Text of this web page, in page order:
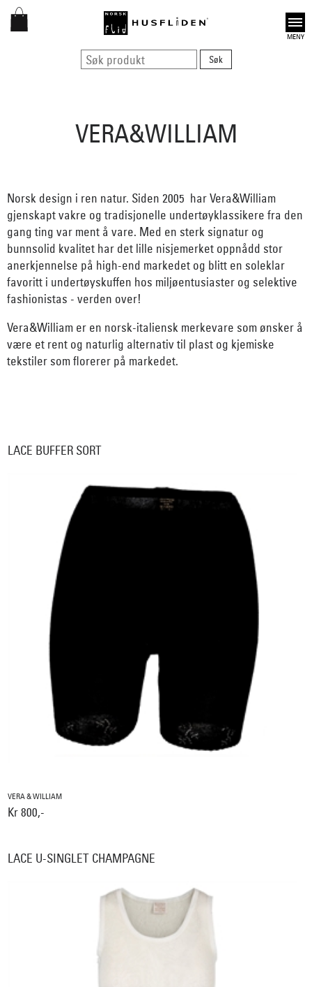
Open
VERA&WILLIAM
Norsk design i ren natur. Siden 2005 har Vera&William
gjenskapt vakre og tradisjonelle undertøyklassikere fra den
gang ting var ment å vare. Med en sterk signatur og
bunnsolid kvalitet har det lille nisjemerket oppnådd stor
anerkjennelse på high-end markedet og blitt en soleklar
favoritt i undertøyskuffen hos miljøentusiaster og selektive
fashionistas - verden over!
Vera&William er en norsk-italiensk merkevare som ønsker å
være et rent og naturlig alternativ til plast og kjemiske
tekstiler som florerer på markedet.
LACE BUFFER SORT
VERA & WILLIAM
Kr 800,-
LACE U-SINGLET CHAMPAGNE